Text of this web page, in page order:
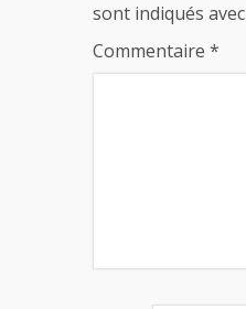
sont indiqués avec
Commentaire *